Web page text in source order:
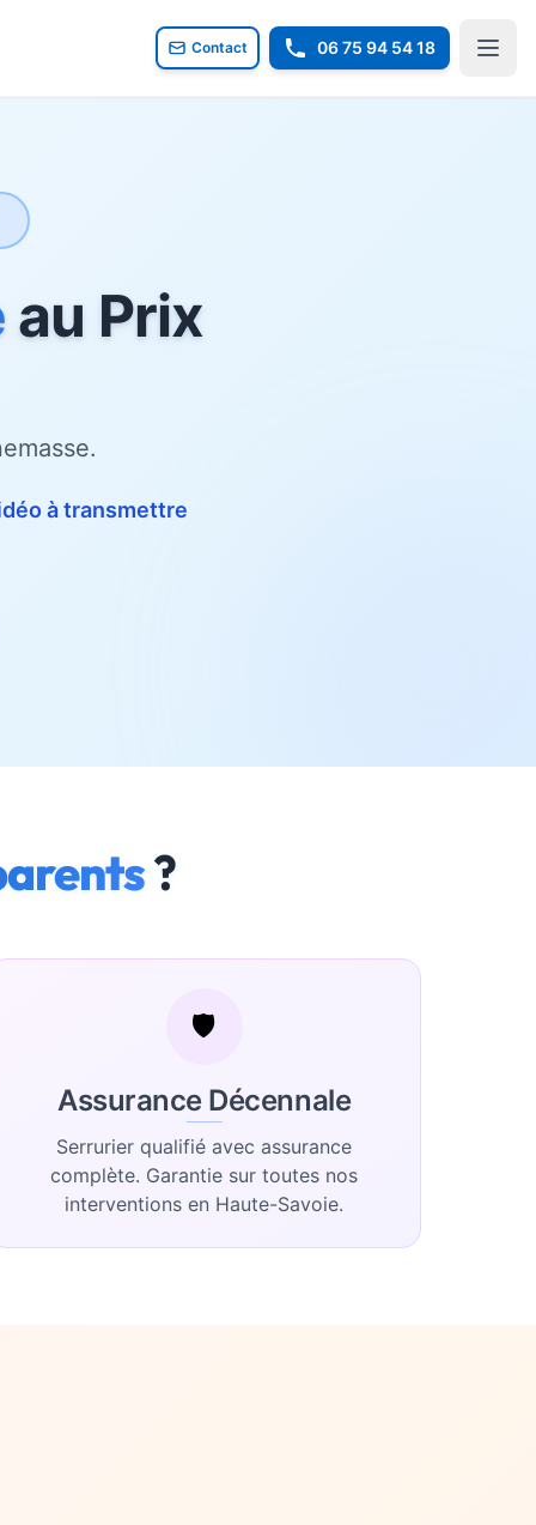
Contact 06 75 94 54 18
au Prix
à transmettre
?
🛡️
Assurance Décennale
Serrurier qualifié avec assurance
complète. Garantie sur toutes nos
interventions en Haute-Savoie.